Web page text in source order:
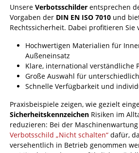
Unsere Verbotsschilder entsprechen
Vorgaben der DIN EN ISO 7010 und
Rechtssicherheit. Dabei profitieren Sie
Hochwertigen Materialien für
Außeneinsatz
Klare, international verständliche
Große Auswahl für
Schnelle Verfügbarkeit und
Praxisbeispiele zeigen, wie gezielt
Sicherheitskennzeichen Risiken im
reduzieren: Bei der
Verbotsschild „Nicht schalten“ dafür,
versehentlich in Betrieb genommen